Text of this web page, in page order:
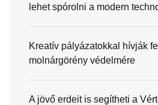
lehet spórolni a modern
Kreatív pályázatokkal hívják
molnárgörény védelmére
A jövő erdeit is segítheti a